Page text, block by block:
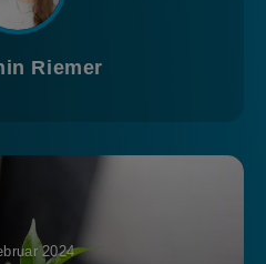
Riemer
2024